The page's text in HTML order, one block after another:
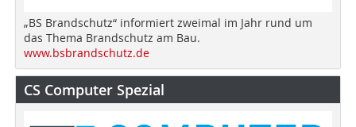
„BS Brandschutz“ informiert zweimal im Jahr rund um
das Thema Brandschutz am Bau.
www.bsbrandschutz.de
CS Computer Spezial